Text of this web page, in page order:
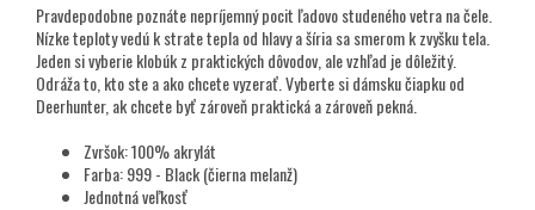
Pravdepodobne poznáte nepríjemný pocit ľadovo studeného vetra na čele.
Nízke teploty vedú k strate tepla od hlavy a šíria sa smerom k zvyšku tela.
Jeden si vyberie klobúk z praktických dôvodov, ale vzhľad je dôležitý.
Odráža to, kto ste a ako chcete vyzerať. Vyberte si dámsku čiapku od
Deerhunter, ak chcete byť zároveň praktická a zároveň pekná.
Zvršok: 100% akrylát
Farba: 999 - Black (čierna melanž)
Jednotná veľkosť